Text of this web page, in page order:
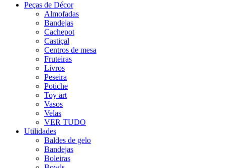
Peças de Décor
Almofadas
Bandejas
Cachepot
Castiçal
Centros de mesa
Fruteiras
Livros
Peseira
Potiche
Toy art
Vasos
Velas
VER TUDO
Utilidades
Baldes de gelo
Bandejas
Boleiras